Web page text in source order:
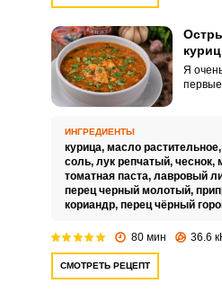
Я
ИНГРЕДИЕНТЫ
курица, масло растительное,
соль, лук репчатый, чеснок,
томатная паста, лавровый
перец черный молотый,
кориандр, перец чёрный
80 мин 36.6
СМОТРЕТЬ РЕЦЕПТ